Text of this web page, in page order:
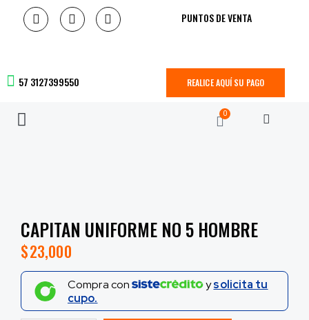
PUNTOS DE VENTA
57 3127399550 REALICE AQUÍ SU PAGO
0
CAPITAN UNIFORME NO 5 HOMBRE
$23,000
Compra con ysolicita tu
cupo.